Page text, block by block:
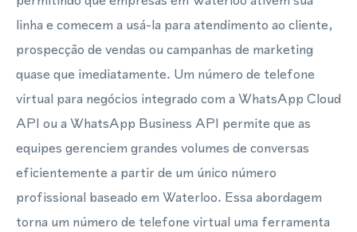
linha e comecem a usá-la para atendimento ao cliente,
prospecção de vendas ou campanhas de marketing
quase que imediatamente. Um número de telefone
virtual para negócios integrado com a WhatsApp Cloud
API ou a WhatsApp Business API permite que as
equipes gerenciem grandes volumes de conversas
eficientemente a partir de um único número
profissional baseado em Waterloo. Essa abordagem
torna um número de telefone virtual uma ferramenta